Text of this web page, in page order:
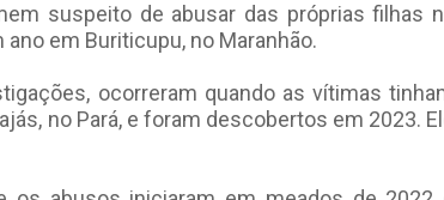
suspeito de abusar das próprias filhas
em Buriticupu, no Maranhão.
ocorreram quando as vítimas
no Pará, e foram descobertos em 2023.